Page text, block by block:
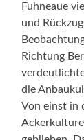
Fuhneaue
und
Richtung
die
Von einst in